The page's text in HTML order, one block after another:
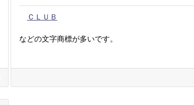
ＣＬＵＢ
などの文字商標が多いです。